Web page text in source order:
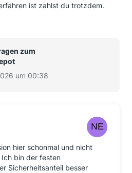
ist zahlst du trotzdem.
zum
um 00:38
hier schonmal und nicht
bin der festen
Sicherheitsanteil besser